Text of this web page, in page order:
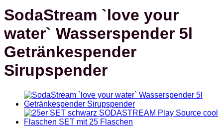
SodaStream `love your
water` Wasserspender 5l
Getränkespender
Sirupspender